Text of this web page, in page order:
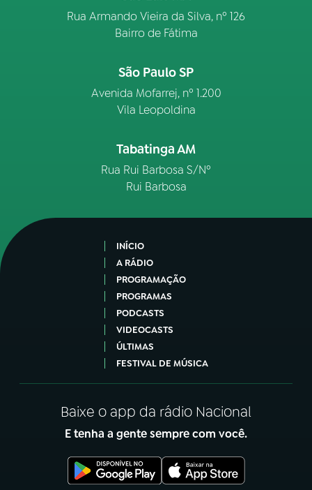
Rua Armando Vieira da Silva, nº 126
Bairro de Fátima
São Paulo SP
Avenida Mofarrej, nº 1.200
Vila Leopoldina
Tabatinga AM
Rua Rui Barbosa S/Nº
Rui Barbosa
INÍCIO
A RÁDIO
PROGRAMAÇÃO
PROGRAMAS
PODCASTS
VIDEOCASTS
ÚLTIMAS
FESTIVAL DE MÚSICA
Baixe o app da rádio Nacional
E tenha a gente sempre com você.